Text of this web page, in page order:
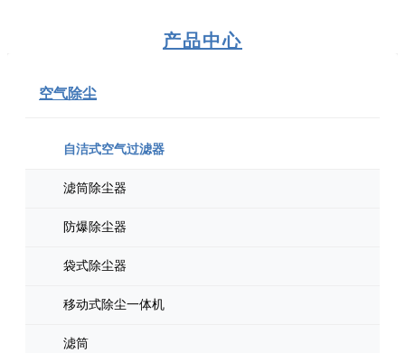
产品中心
空气除尘
自洁式空气过滤器
滤筒除尘器
防爆除尘器
袋式除尘器
移动式除尘一体机
滤筒